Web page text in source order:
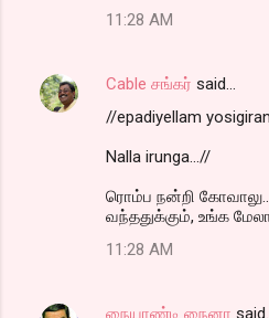
11:28 AM
Cable சங்கர் said…
//epadiyellam
Nalla irunga...//
ரொம்ப நன்றி
வந்ததுக்கும், உங்க
11:28 AM
நையாண்டி நைனா said…